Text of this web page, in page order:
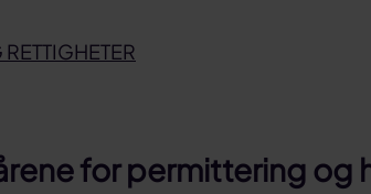
for permittering